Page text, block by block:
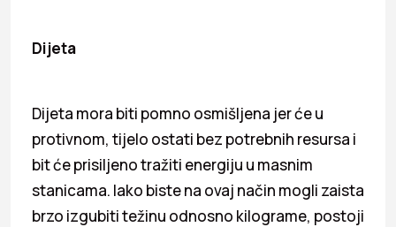
Dijeta
Dijeta mora biti pomno osmišljena jer će u
protivnom, tijelo ostati bez potrebnih resursa i
bit će prisiljeno tražiti energiju u masnim
stanicama. Iako biste na ovaj način mogli zaista
brzo izgubiti težinu odnosno kilograme, postoji